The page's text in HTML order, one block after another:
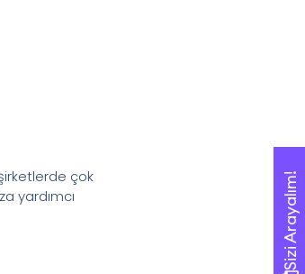
çok
yardımcı
Sizi Arayalım!
Sizi Arayalım!